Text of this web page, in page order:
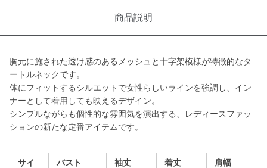
商品説明
胸元に施された透け感のあるメッシュと十字架模様が特徴的なタ
ートルネックです。
体にフィットするシルエットで女性らしいラインを強調し、イン
ナーとして着用しても映えるデザイン。
シンプルながらも個性的な雰囲気を演出する、レディースファッ
ションの新たな定番アイテムです。
サイ
バスト
袖丈
着丈
肩幅